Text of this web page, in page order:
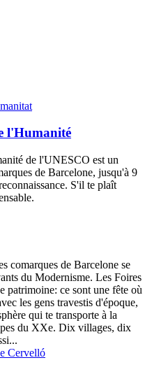
l'Humanité
de l'UNESCO est un
de Barcelone, jusqu'à 9
S'il te plaît
comarques de Barcelone se
du Modernisme. Les Foires
patrimoine: ce sont une fête où
les gens travestis d'époque,
qui te transporte à la
du XXe. Dix villages, dix